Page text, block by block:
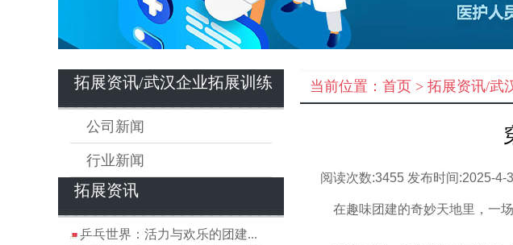
拓展资讯/武汉企业拓展训练
公司新闻
行业新闻
拓展资讯
乒乓世界：活力与欢乐的团建...
当前位置： 首页 > 拓展资讯/武
阅读次数:3455 发布时间:2025-4-
在趣味团建的奇妙天地里，一